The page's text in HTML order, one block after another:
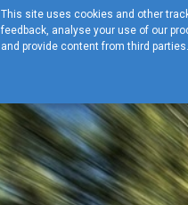
This site uses cookies and other
feedback, analyse your use of our
and provide content from third parties.